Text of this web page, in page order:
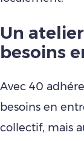
Un
besoins
Avec 40
besoins en
collectif, mais